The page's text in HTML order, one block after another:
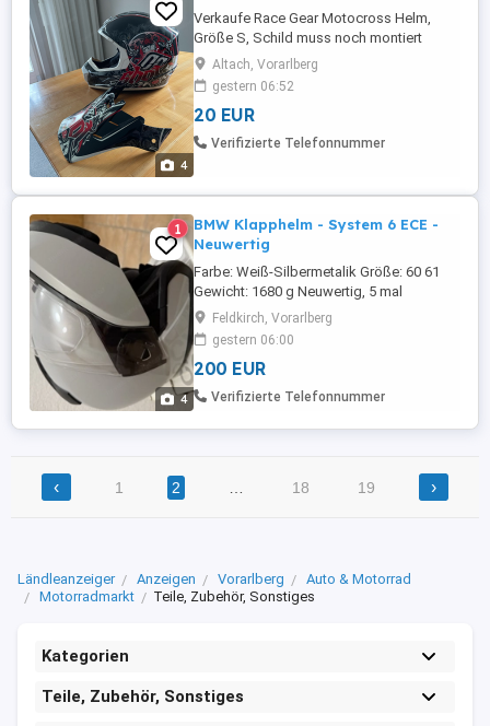
4
Verkaufe Race Gear Motocross Helm,
Größe S, Schild muss noch montiert
werden, Schrauben leider nicht mehr
vorhanden. Selbstabholung.
Altach, Vorarlberg
gestern 06:52
20 EUR
Verifizierte Telefonnummer
4
1
BMW Klapphelm - System 6 ECE -
Neuwertig
Farbe: Weiß-Silbermetalik Größe: 60 61
Gewicht: 1680 g Neuwertig, 5 mal
getragen NP: ca. 900.-
Feldkirch, Vorarlberg
gestern 06:00
200 EUR
Verifizierte Telefonnummer
‹ 1 2 18 19 ›
Ländleanzeiger Anzeigen Vorarlberg
Auto & Motorrad
Motorradmarkt
Teile, Zubehör, Sonstiges
Kategorien
Teile, Zubehör, Sonstiges